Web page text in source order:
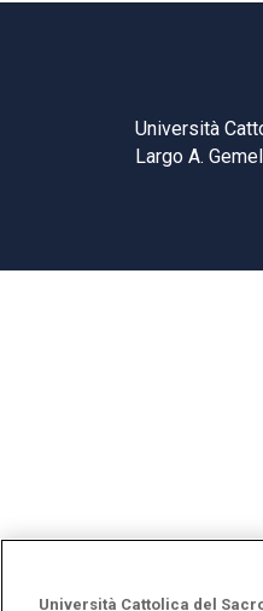
Università
Largo A.
Università Cattolica del